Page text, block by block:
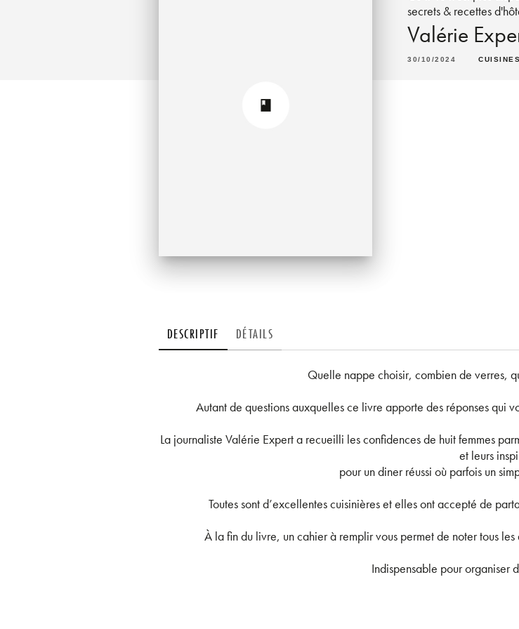
secrets & recettes
Valérie
30/10/2024
DESCRIPTIF DÉTAILS
Quelle nappe choisir, combien de verres,
Autant de questions auxquelles ce livre apporte des réponses qui
La journaliste Valérie Expert a recueilli les confidences de huit femmes
et leurs
pour un diner réussi où parfois un
Toutes sont d’excellentes cuisinières et elles ont accepté de
À la fin du livre, un cahier à remplir vous permet de noter tous
Indispensable pour organiser